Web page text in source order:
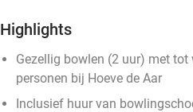
Highlights
Gezellig bowlen (2 uur) met tot
personen bij Hoeve de Aar
Inclusief huur van